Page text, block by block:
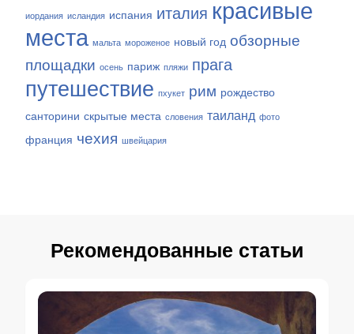
иордания исландия испания италия красивые
места мальта мороженое новый год обзорные
площадки осень париж пляжи прага
путешествие пхукет рим рождество
санторини скрытые места словения таиланд фото
франция чехия швейцария
Рекомендованные статьи